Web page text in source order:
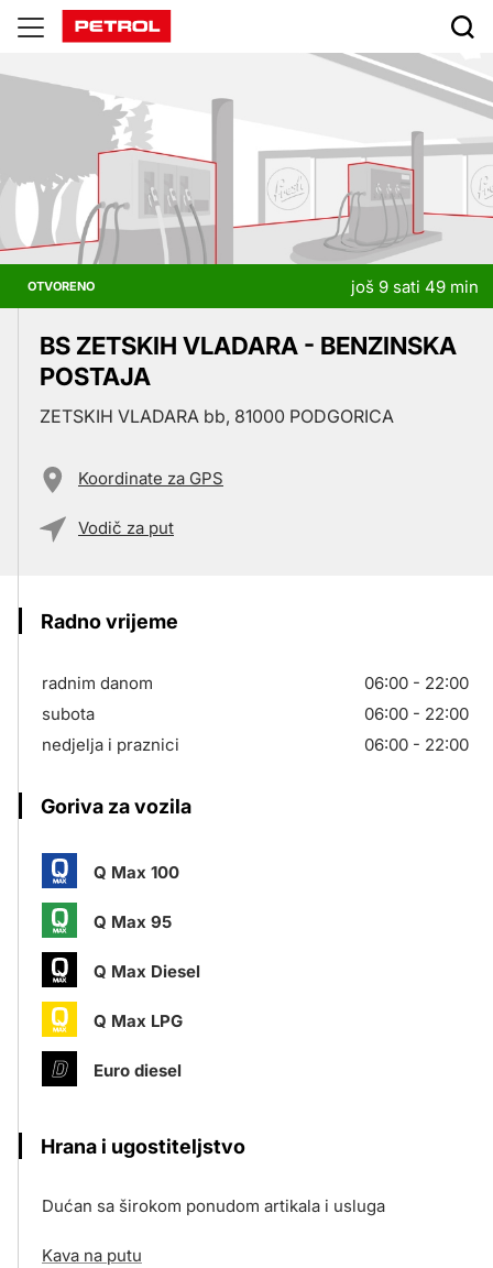
Prodajna
mjesta
OTVORENO još 9 sati 49 min
BS ZETSKIH VLADARA - BENZINSKA
POSTAJA
ZETSKIH VLADARA bb, 81000 PODGORICA
Koordinate za GPS
Vodič za put
Radno vrijeme
radnim danom
06:00 - 22:00
subota
06:00 - 22:00
nedjelja i praznici
06:00 - 22:00
Goriva za vozila
Q Max 100
Q Max 95
Q Max Diesel
Q Max LPG
Euro diesel
Hrana i ugostiteljstvo
Dućan sa širokom ponudom artikala i usluga
Kava na putu